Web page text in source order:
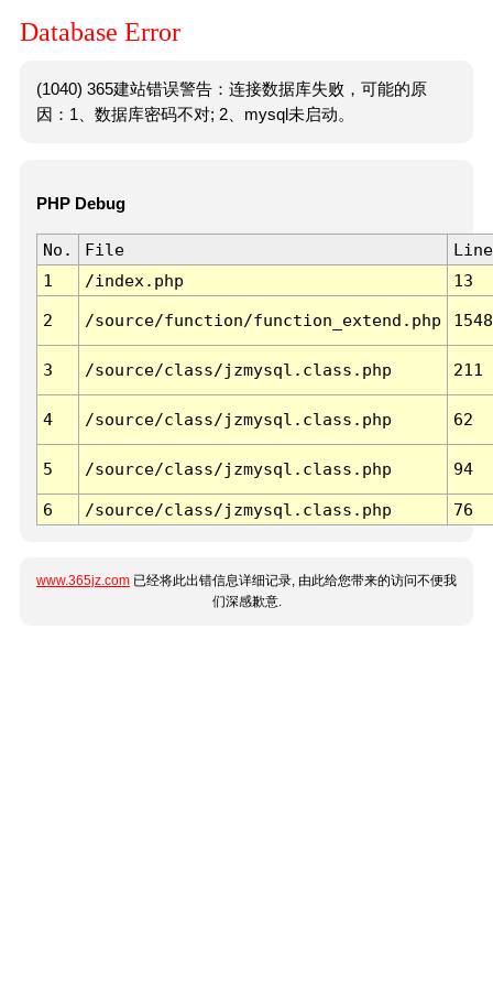
Database Error
(1040) 365建站错误警告：连接数据库失败，可能的原
因：1、数据库密码不对; 2、mysql未启动。
PHP Debug
No. File
Line
1
/index.php 13
2 /source/function/function_extend.php 1548
3 /source/class/jzmysql.class.php 211
4 /source/class/jzmysql.class.php 62
5 /source/class/jzmysql.class.php 94
6 /source/class/jzmysql.class.php 76
www.365jz.com 已经将此出错信息详细记录, 由此给您带来的访问不便我
们深感歉意.